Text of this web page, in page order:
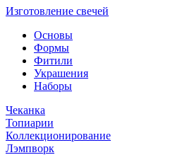
Изготовление свечей
Основы
Формы
Фитили
Украшения
Наборы
Чеканка
Топиарии
Коллекционирование
Лэмпворк